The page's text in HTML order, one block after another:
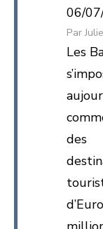
06/
Les
des